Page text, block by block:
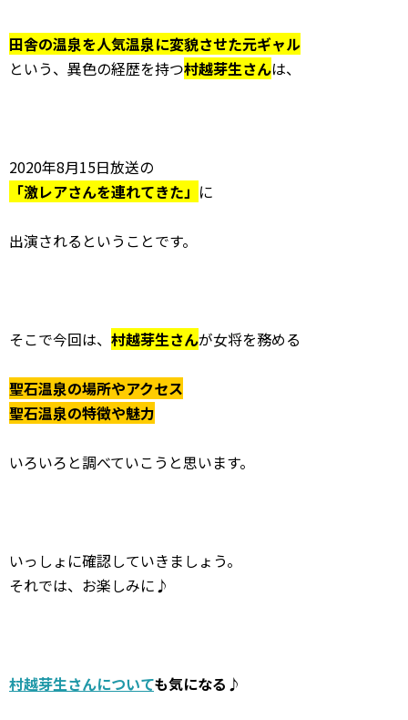
田舎の温泉を人気温泉に変貌させた元ギャル
という、異色の経歴を持つ村越芽生さんは、
2020年8月15日放送の
「激レアさんを連れてきた」 に
出演されるということです。
そこで今回は、 村越芽生さんが女将を務める
聖石温泉の場所やアクセス
聖石温泉の特徴や魅力
いろいろと調べていこうと思います。
いっしょに確認していきましょう。
それでは、お楽しみに♪
村越芽生さんについても気になる♪